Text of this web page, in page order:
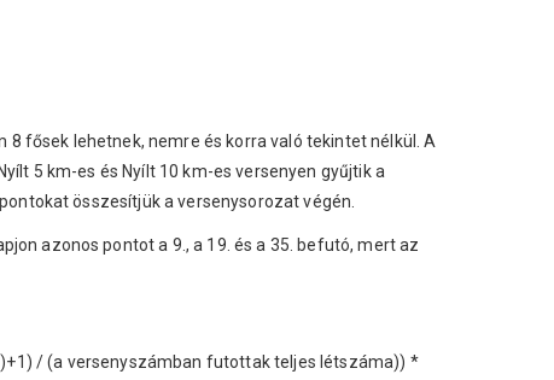
fősek lehetnek, nemre és korra való tekintet nélkül. A
5 km-es és Nyílt 10 km-es versenyen gyűjtik a
összesítjük a versenysorozat végén.
azonos pontot a 9., a 19. és a 35. befutó, mert az
/ (a versenyszámban futottak teljes létszáma)) *